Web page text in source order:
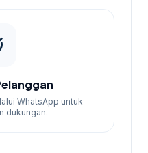
WhatsApp untuk
dukungan.